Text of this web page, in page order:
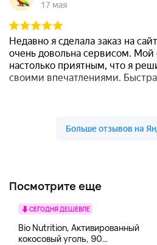
Посмотрите еще
СЕГОДНЯ ДЕШЕВЛЕ
Bio Nutrition, Активированный
кокосовый уголь, 90